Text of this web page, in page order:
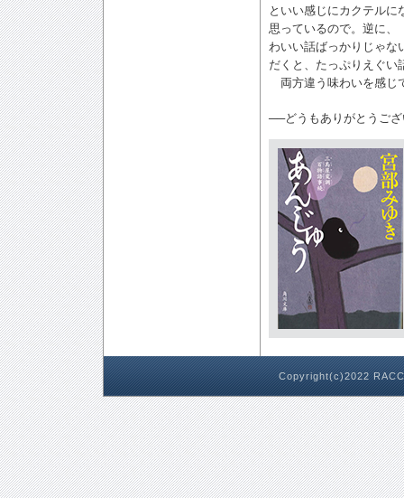
といい感じにカクテル
思っているので。逆に、
わいい話ばっかりじゃ
だくと、たっぷりえぐい
両方違う味わいを感じ
──どうもありがとうご
Copyright(c)2022